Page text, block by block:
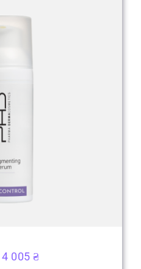
4 005₴